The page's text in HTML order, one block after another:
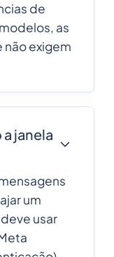
de
as
não exigem
janela
um
usar